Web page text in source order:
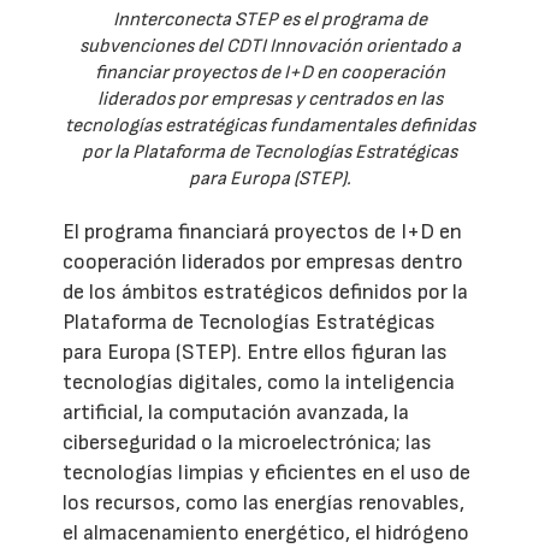
Innterconecta STEP es el programa de
subvenciones del CDTI Innovación orientado a
financiar proyectos de I+D en cooperación
liderados por empresas y centrados en las
tecnologías estratégicas fundamentales definidas
por la Plataforma de Tecnologías Estratégicas
para Europa (STEP).
El programa financiará proyectos de I+D en
cooperación liderados por empresas dentro
de los ámbitos estratégicos definidos por la
Plataforma de Tecnologías Estratégicas
para Europa (STEP). Entre ellos figuran las
tecnologías digitales, como la inteligencia
artificial, la computación avanzada, la
ciberseguridad o la microelectrónica; las
tecnologías limpias y eficientes en el uso de
los recursos, como las energías renovables,
el almacenamiento energético, el hidrógeno